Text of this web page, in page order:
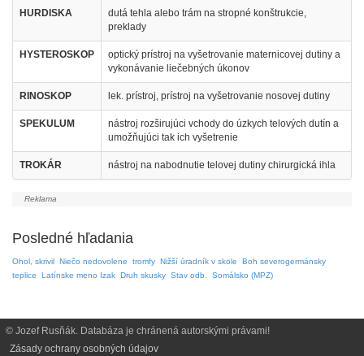
HURDISKA
dutá tehla alebo trám na stropné konštrukcie,
preklady
HYSTEROSKOP
optický prístroj na vyšetrovanie maternicovej dutiny a
vykonávanie liečebných úkonov
RINOSKOP lek. prístroj, prístroj na vyšetrovanie nosovej dutiny
SPEKULUM
nástroj rozširujúci vchody do úzkych telových dutín a
umožňujúci tak ich vyšetrenie
TROKÁR nástroj na nabodnutie telovej dutiny chirurgická ihla
Posledné hľadania
Ohol, skrivil Niečo nedovolene tromfy Nižší úradník v skole
Boh severogermánsky
teplice
Latínske meno Izak Druh skusky Stav odb. Somálsko (MPZ)
© Jozef Rusňák. Databáza je chránená autorskými právami!
Zásady ochrany osobných údajov